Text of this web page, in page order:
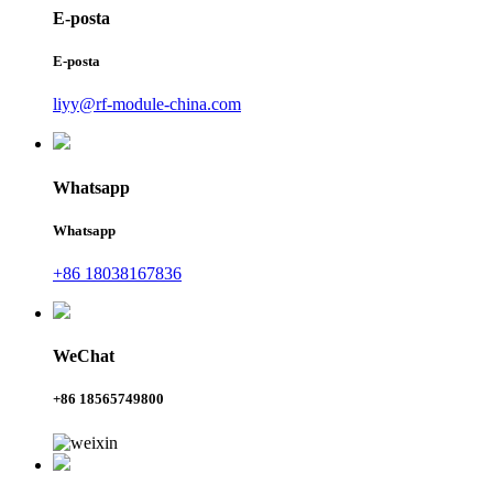
E-posta
E-posta
liyy@rf-module-china.com
Whatsapp
Whatsapp
+86 18038167836
WeChat
+86 18565749800